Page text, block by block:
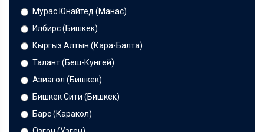
Мурас Юнайтед (Манас)
Илбирс (Бишкек)
Кыргыз Алтын (Кара-Балта)
Талант (Беш-Кунгей)
Азиагол (Бишкек)
Бишкек Сити (Бишкек)
Барс (Каракол)